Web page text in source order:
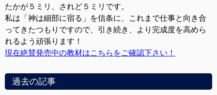
たかが５ミリ、されど５ミリです。
私は「神は細部に宿る」を信条に、これまで仕事と向き合
ってきたつもりですので、引き続き、より完成度を高めら
れるよう頑張ります！
現在絶賛発売中の教材はこちらをご確認下さい！
過去の記事